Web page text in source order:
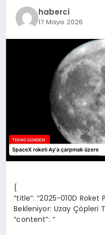
SPOR haberci
17 Mayıs 2026
{
“title”: “2025-010D Roket
Bekleniyor: Uzay Çöpleri
“content”: “